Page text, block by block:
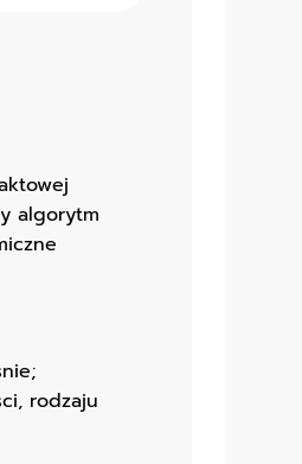
algorytm
rodzaju